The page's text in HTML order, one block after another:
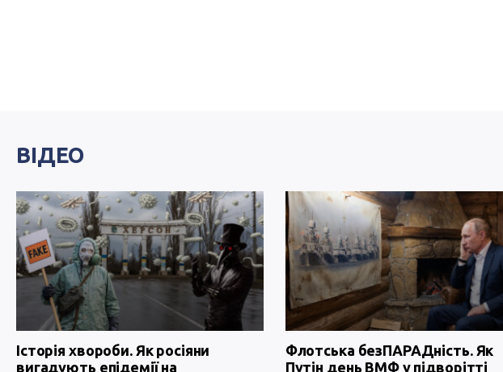
ВІДЕО
Історія хвороби. Як росіяни
вигадують епідемії на
Флотська безПАРАДність. Як
Путін день ВМФ у підворітті